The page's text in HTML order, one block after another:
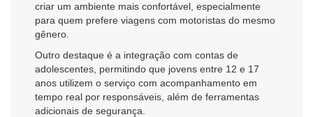
criar um ambiente mais confortável, especialmente
para quem prefere viagens com motoristas do mesmo
gênero.
Outro destaque é a integração com contas de
adolescentes, permitindo que jovens entre 12 e 17
anos utilizem o serviço com acompanhamento em
tempo real por responsáveis, além de ferramentas
adicionais de segurança.